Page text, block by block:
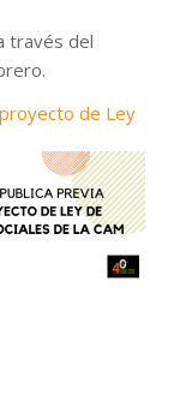
través del
de Ley